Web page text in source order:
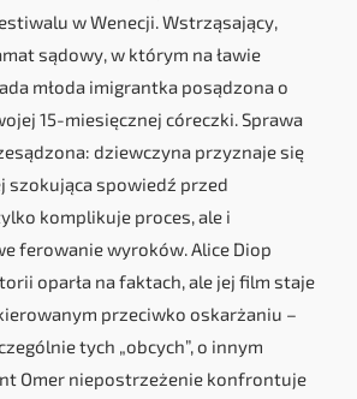
w Wenecji. Wstrząsający,
sądowy, w którym na ławie
młoda imigrantka posądzona o
15-miesięcznej córeczki. Sprawa
dziewczyna przyznaje się
szokująca spowiedź przed
komplikuje proces, ale i
ferowanie wyroków. Alice Diop
oparła na faktach, ale jej film staje
przeciwko oskarżaniu –
tych „obcych”, o innym
Omer niepostrzeżenie konfrontuje